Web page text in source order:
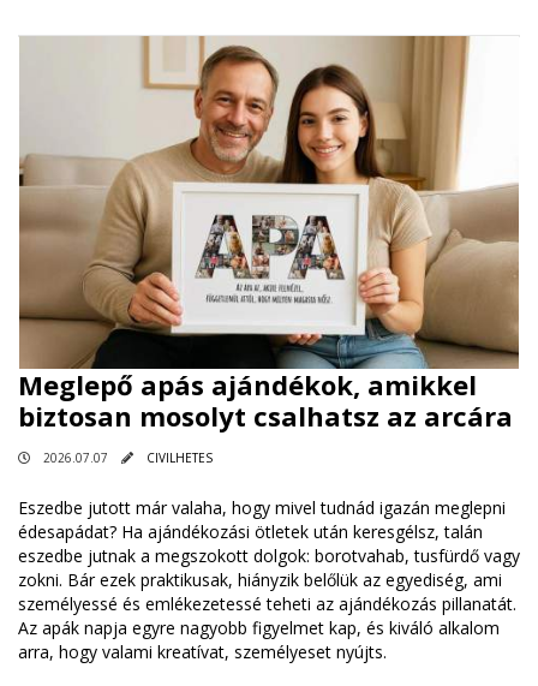
Meglepő apás ajándékok, amikkel
biztosan mosolyt csalhatsz az arcára
2026.07.07 CIVILHETES
Eszedbe jutott már valaha, hogy mivel tudnád igazán meglepni
édesapádat? Ha ajándékozási ötletek után keresgélsz, talán
eszedbe jutnak a megszokott dolgok: borotvahab, tusfürdő vagy
zokni. Bár ezek praktikusak, hiányzik belőlük az egyediség, ami
személyessé és emlékezetessé teheti az ajándékozás pillanatát.
Az apák napja egyre nagyobb figyelmet kap, és kiváló alkalom
arra, hogy valami kreatívat, személyeset nyújts.